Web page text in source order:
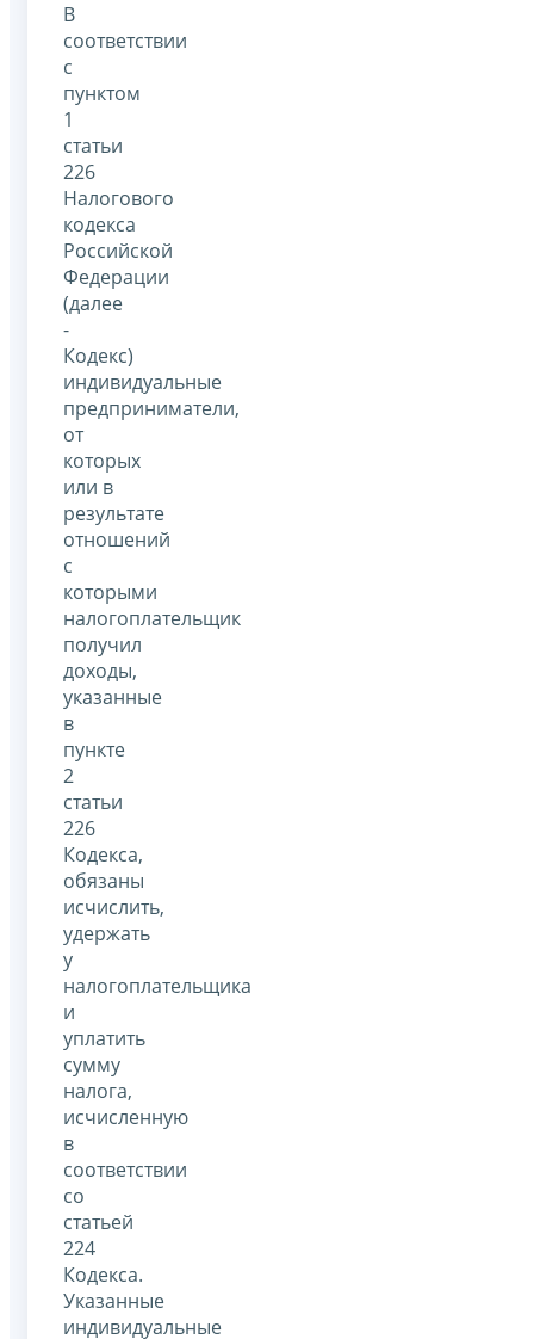
В
соответствии
с
пунктом
1
статьи
226
Налогового
кодекса
Российской
Федерации
(далее
-
Кодекс)
индивидуальные
предприниматели,
от
которых
или в
результате
отношений
с
которыми
налогоплательщик
получил
доходы,
указанные
в
пункте
2
статьи
226
Кодекса,
обязаны
исчислить,
удержать
у
налогоплательщика
и
уплатить
сумму
налога,
исчисленную
в
соответствии
со
статьей
224
Кодекса.
Указанные
индивидуальные